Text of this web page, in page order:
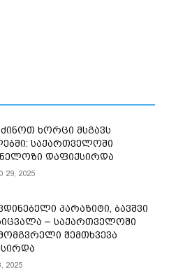
ხორცი მსგავს
საქართველოში
დაფიქსირდა
29, 2025
პარაზიტი, ბავშვი
– საქართველოში
შემთხვევა
2025